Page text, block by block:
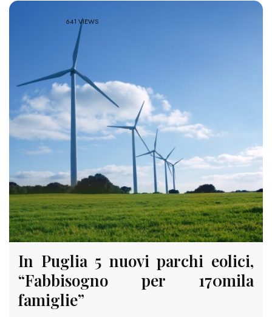
641 VIEWS
In Puglia 5 nuovi parchi eolici,
“Fabbisogno per 170mila
famiglie”